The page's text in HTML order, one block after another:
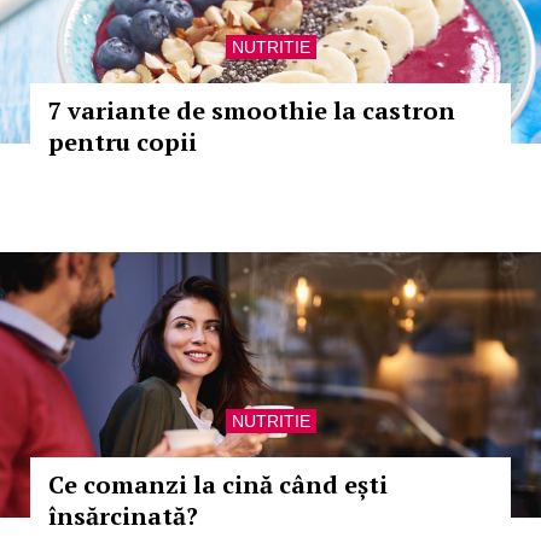
NUTRITIE
7 variante de smoothie la castron
pentru copii
NUTRITIE
Ce comanzi la cină când ești
însărcinată?